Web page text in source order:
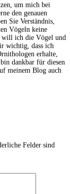
um mich bei
den genauen
Sie Verständnis,
Vögeln keine
will ich die Vögel und
wichtig, dass ich
erhalte,
dankbar für diesen
meinem Blog auch
Felder sind